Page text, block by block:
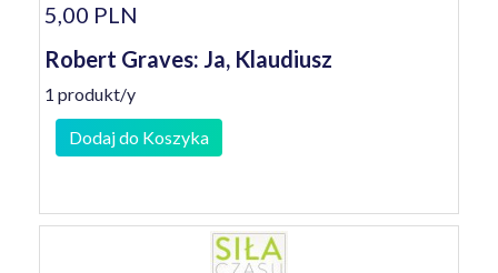
5,00 PLN
Robert Graves: Ja, Klaudiusz
1 produkt/y
Dodaj do Koszyka